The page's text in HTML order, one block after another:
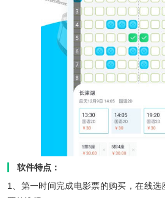
软件特点：
1、第一时间完成电影票的购买，在线